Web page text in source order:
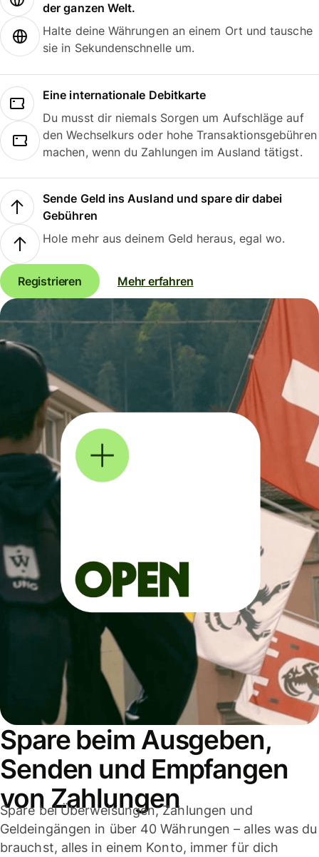
der ganzen Welt.
Halte deine Währungen an einem Ort und tausche
sie in Sekundenschnelle um.
Eine internationale Debitkarte
Du musst dir niemals Sorgen um Aufschläge auf
den Wechselkurs oder hohe Transaktionsgebühren
machen, wenn du Zahlungen im Ausland tätigst.
Sende Geld ins Ausland und spare dir dabei
Gebühren
Hole mehr aus deinem Geld heraus, egal wo.
Registrieren Mehr erfahren
Spare beim Ausgeben,
Senden und Empfangen
von Zahlungen
Spare bei Überweisungen, Zahlungen und
Geldeingängen in über 40 Währungen – alles was du
brauchst, alles in einem Konto, immer für dich